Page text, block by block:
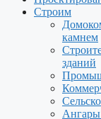
Строим
камнем
зданий